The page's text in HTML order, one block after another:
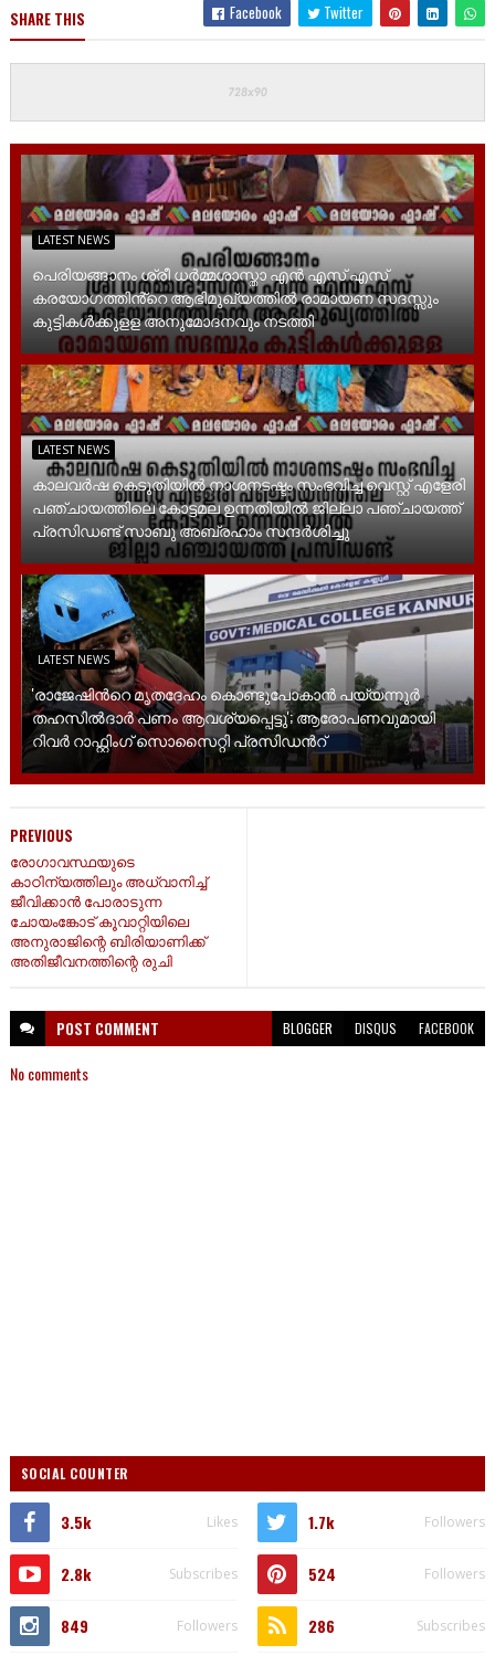
SHARE THIS Facebook Twitter
LATEST NEWS
പെരിയങ്ങാനം ശ്രീ ധർമ്മശാസ്താ എൻ എസ് എസ്
കരയോഗത്തിൻ്റെ ആഭിമുഖ്യത്തിൽ രാമായണ സദസ്സും
കുട്ടികൾക്കുളള അനുമോദനവും നടത്തി
LATEST NEWS
കാലവർഷ കെടുതിയിൽ നാശനടഷ്ടം സംഭവിച്ച വെസ്റ്റ് എളേരി
പഞ്ചായത്തിലെ കോട്ടമല ഉന്നതിയിൽ ജില്ലാ പഞ്ചായത്ത്
പ്രസിഡണ്ട് സാബു അബ്രഹാം സന്ദര്‍ശിച്ചു
LATEST NEWS
'രാജേഷിന്‍റെ മൃതദേഹം കൊണ്ടുപോകാൻ പയ്യന്നൂർ
തഹസിൽദാർ പണം ആവശ്യപ്പെട്ടു'; ആരോപണവുമായി
റിവർ റാഫ്റ്റിംഗ് സൊസൈറ്റി പ്രസിഡന്‍റ്
PREVIOUS
രോഗാവസ്ഥയുടെ
കാഠിന്യത്തിലും അധ്വാനിച്ച്‌
ജീവിക്കാൻ പോരാടുന്ന
ചോയംങ്കോട് കൂവാറ്റിയിലെ
അനുരാജിന്റെ ബിരിയാണിക്ക്
അതിജീവനത്തിന്റെ രുചി
POST COMMENT BLOGGER DISQUS FACEBOOK
No comments
SOCIAL COUNTER
3.5k Likes 1.7k Followers
2.8k Subscribes 524 Followers
849 Followers 286 Subscribes